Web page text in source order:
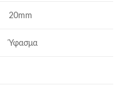
20mm
Ύφασμα